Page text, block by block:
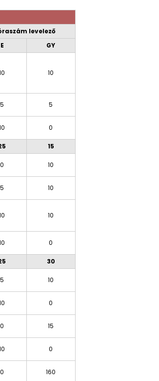
levelező
E GY
10
5 5
0
15
0 10
5 10
10
0
30
5 10
0
0 15
0
0 160